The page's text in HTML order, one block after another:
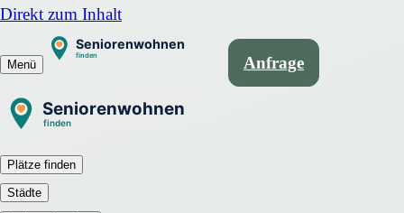
Direkt zum Inhalt
Menü Anfrage
Plätze finden
Städte